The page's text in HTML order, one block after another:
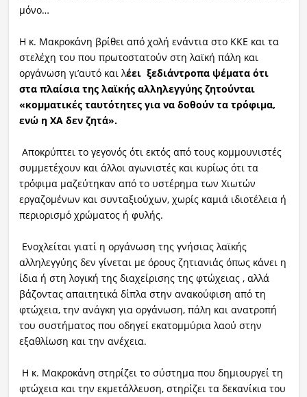
μόνο…
Η κ. Μακροκάνη βρίθει από χολή ενάντια στο ΚΚΕ και τα
στελέχη του που πρωτοστατούν στη λαϊκή πάλη και
οργάνωση γι’αυτό και λέει ξεδιάντροπα ψέματα ότι
στα πλαίσια της λαϊκής αλληλεγγύης ζητούνται
«κομματικές ταυτότητες για να δοθούν τα τρόφιμα,
ενώ η ΧΑ δεν ζητά».
Αποκρύπτει το γεγονός ότι εκτός από τους κομμουνιστές
συμμετέχουν και άλλοι αγωνιστές και κυρίως ότι τα
τρόφιμα μαζεύτηκαν από το υστέρημα των Χιωτών
εργαζομένων και συνταξιούχων, χωρίς καμιά ιδιοτέλεια ή
περιορισμό χρώματος ή φυλής.
Ενοχλείται γιατί η οργάνωση της γνήσιας λαϊκής
αλληλεγγύης δεν γίνεται με όρους ζητιανιάς όπως κάνει η
ίδια ή στη λογική της διαχείρισης της φτώχειας , αλλά
βάζοντας απαιτητικά δίπλα στην ανακούφιση από τη
φτώχεια, την ανάγκη για οργάνωση, πάλη και ανατροπή
του συστήματος που οδηγεί εκατομμύρια λαού στην
εξαθλίωση και την ανέχεια.
Η κ. Μακροκάνη στηρίζει το σύστημα που δημιουργεί τη
φτώχεια και την εκμετάλλευση, στηρίζει τα δεκανίκια του